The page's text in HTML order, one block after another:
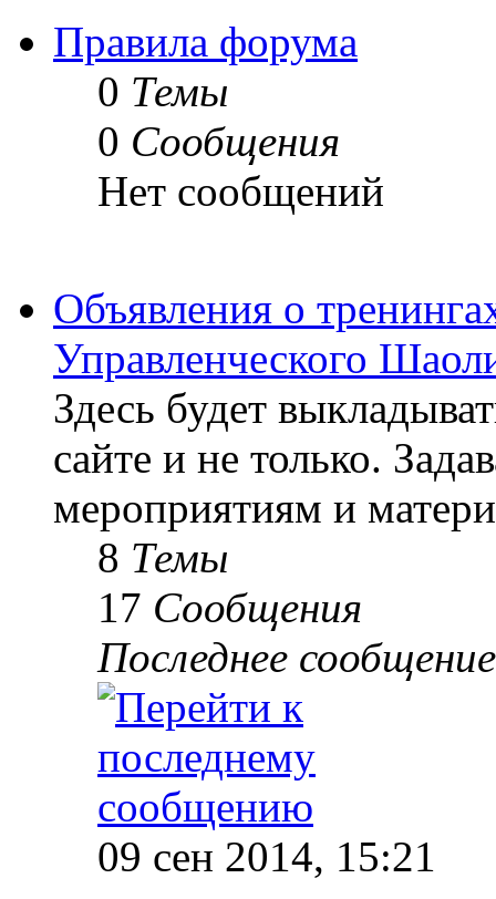
Правила форума
0 Темы
0 Сообщения
Нет сообщений
Объявления о
Управленческого
Здесь будет
сайте и не только.
мероприятиям и
8 Темы
17 Сообщения
Последнее сообщение
09 сен 2014, 15:21